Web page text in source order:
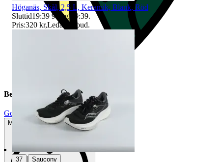
Beskrivning
Gott använt skick
Mindre tecken på användning
Höganäs, Skål, 2,5 L, Keramik, Blank, Röd
Sluttid19:39 9 aug 19:39.
Pris:320 kr,Ledande bud.
37 | Saucony